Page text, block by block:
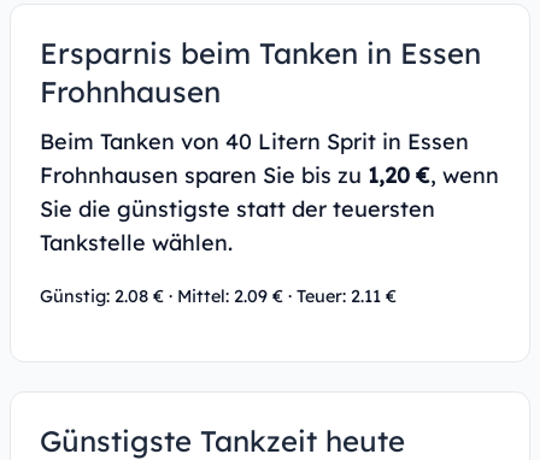
Ersparnis beim Tanken in Essen
Frohnhausen
Beim Tanken von 40 Litern Sprit in Essen
Frohnhausen sparen Sie bis zu 1,20 €, wenn
Sie die günstigste statt der teuersten
Tankstelle wählen.
Günstig: 2.08 € · Mittel: 2.09 € · Teuer: 2.11 €
Günstigste Tankzeit heute